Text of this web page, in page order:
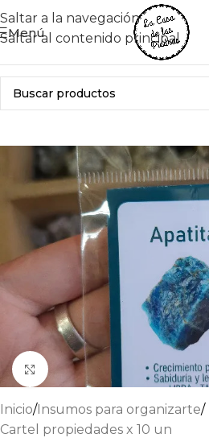
Saltar a la navegación
Saltar al contenido principal
Menú
Haga clic para ampliar
Inicio/Insumos para organizarte/
Cartel propiedades x 10 un